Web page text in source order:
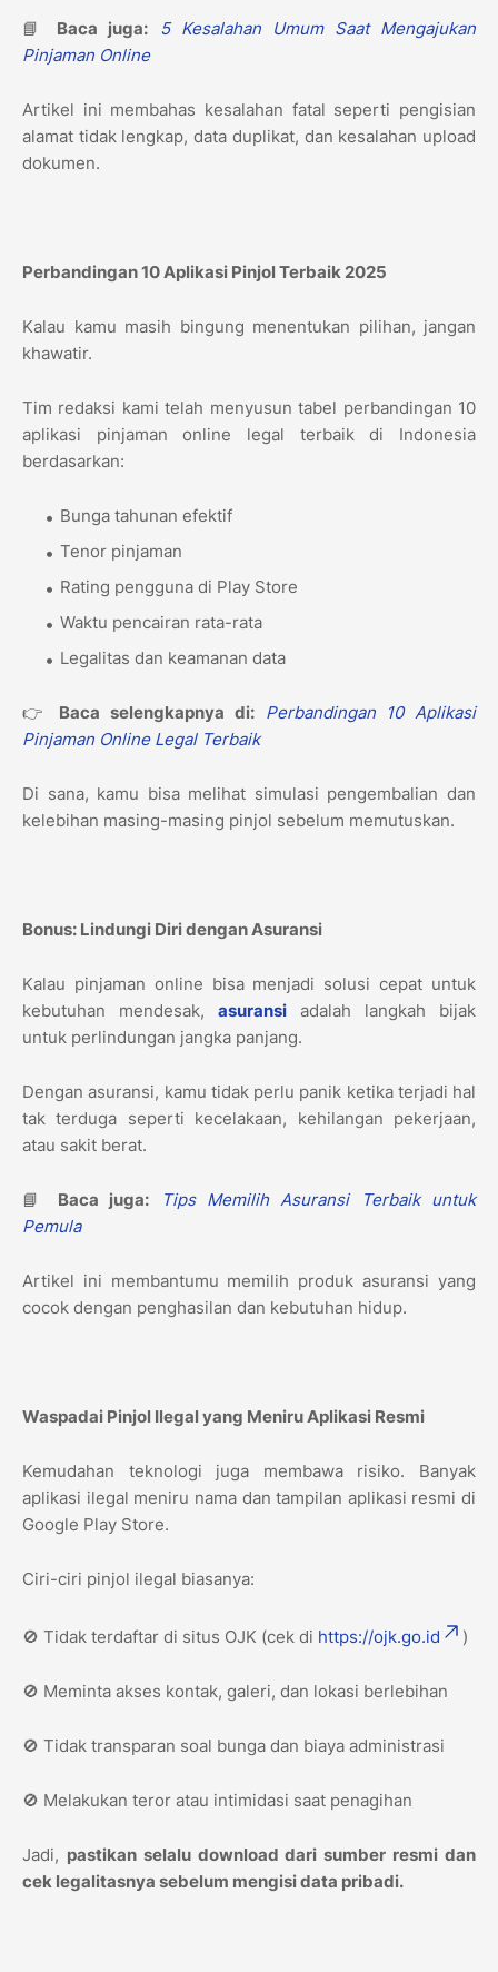
📘 Baca juga:
5 Kesalahan Umum Saat Mengajukan
Pinjaman Online
Artikel ini membahas kesalahan fatal seperti pengisian
alamat tidak lengkap, data duplikat, dan kesalahan upload
dokumen.
Perbandingan 10 Aplikasi Pinjol Terbaik 2025
Kalau kamu masih bingung menentukan pilihan, jangan
khawatir.
Tim redaksi kami telah menyusun tabel perbandingan 10
aplikasi pinjaman online legal terbaik di Indonesia
berdasarkan:
Bunga tahunan efektif
Tenor pinjaman
Rating pengguna di Play Store
Waktu pencairan rata-rata
Legalitas dan keamanan data
👉 Baca selengkapnya di: Perbandingan 10 Aplikasi
Pinjaman Online Legal Terbaik
Di sana, kamu bisa melihat simulasi pengembalian dan
kelebihan masing-masing pinjol sebelum memutuskan.
Bonus: Lindungi Diri dengan Asuransi
Kalau pinjaman online bisa menjadi solusi cepat untuk
kebutuhan mendesak, asuransi adalah langkah bijak
untuk perlindungan jangka panjang.
Dengan asuransi, kamu tidak perlu panik ketika terjadi hal
tak terduga seperti kecelakaan, kehilangan pekerjaan,
atau sakit berat.
📘 Baca juga:
Tips Memilih Asuransi Terbaik untuk
Pemula
Artikel ini membantumu memilih produk asuransi yang
cocok dengan penghasilan dan kebutuhan hidup.
Waspadai Pinjol Ilegal yang Meniru Aplikasi Resmi
Kemudahan teknologi juga membawa risiko. Banyak
aplikasi ilegal meniru nama dan tampilan aplikasi resmi di
Google Play Store.
Ciri-ciri pinjol ilegal biasanya:
🚫 Tidak terdaftar di situs OJK (cek di https://ojk.go.id )
🚫 Meminta akses kontak, galeri, dan lokasi berlebihan
🚫 Tidak transparan soal bunga dan biaya administrasi
🚫 Melakukan teror atau intimidasi saat penagihan
Jadi, pastikan selalu download dari sumber resmi dan
cek legalitasnya sebelum mengisi data pribadi.